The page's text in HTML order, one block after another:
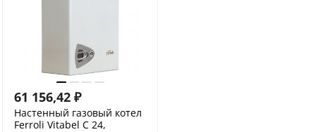
61 156,42 ₽
Настенный газовый котел
Ferroli Vitabel C 24,